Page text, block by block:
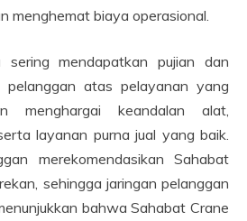
menghemat biaya operasional.
sering mendapatkan pujian dan
atas pelayanan yang
menghargai keandalan alat,
layanan purna jual yang baik.
merekomendasikan Sahabat
sehingga jaringan pelanggan
bahwa Sahabat Crane